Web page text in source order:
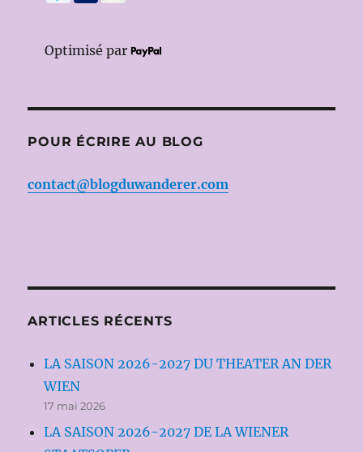
Optimisé par
POUR ÉCRIRE AU BLOG
contact@blogduwanderer.com
ARTICLES RÉCENTS
LA SAISON 2026-2027 DU THEATER AN DER
WIEN
17 mai 2026
LA SAISON 2026-2027 DE LA WIENER